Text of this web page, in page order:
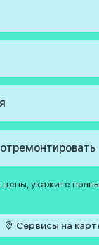
цены, укажите
Сервисы на